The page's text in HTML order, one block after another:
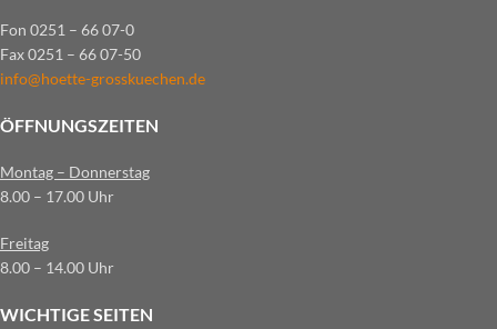
Fon 0251 – 66 07-0
Fax 0251 – 66 07-50
info@hoette-grosskuechen.de
ÖFFNUNGSZEITEN
Montag – Donnerstag
8.00 – 17.00 Uhr
Freitag
8.00 – 14.00 Uhr
WICHTIGE SEITEN